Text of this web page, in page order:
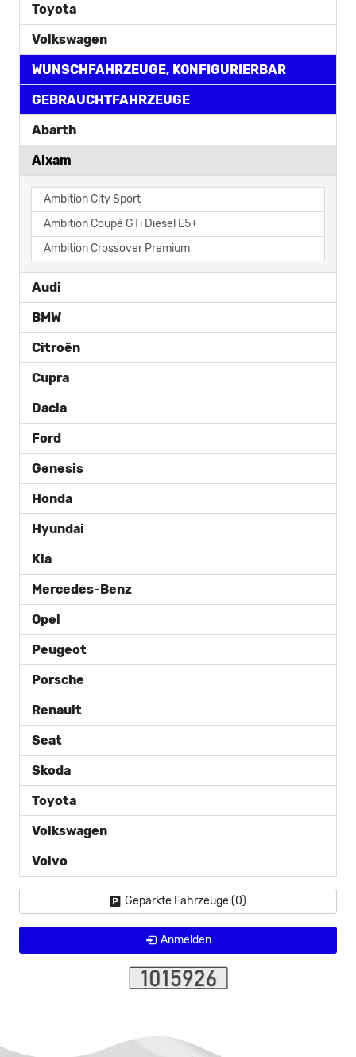
Toyota
Volkswagen
WUNSCHFAHRZEUGE, KONFIGURIERBAR
GEBRAUCHTFAHRZEUGE
Abarth
Aixam
Ambition City Sport
Ambition Coupé GTi Diesel E5+
Ambition Crossover Premium
Audi
BMW
Citroën
Cupra
Dacia
Ford
Genesis
Honda
Hyundai
Kia
Mercedes-Benz
Opel
Peugeot
Porsche
Renault
Seat
Skoda
Toyota
Volkswagen
Volvo
Geparkte Fahrzeuge (0)
Anmelden